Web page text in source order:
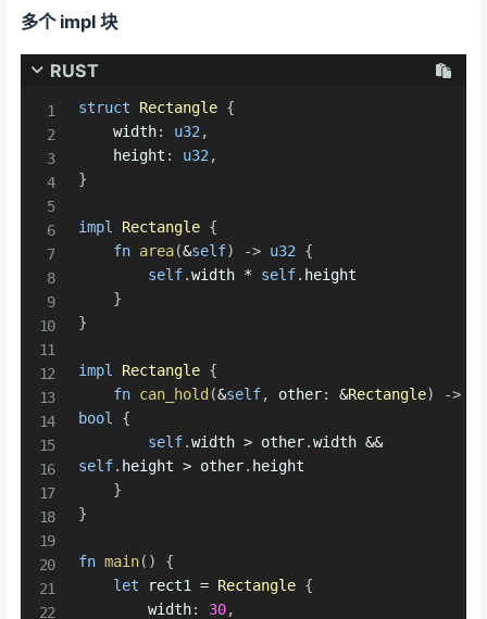
多个 impl 块
RUST
struct Rectangle {
    width
: u32 ,
    height
: u32 ,
}
impl Rectangle {
fn area(&self) -> u32
{
self.width * self. height
}
}
impl Rectangle {
fn can_hold (&self, other: &Rectangle)
->
bool
{
self.width > other.width &&
self. height > other. height
}
}
fn main( )
{
let rect1 = Rectangle {
        width
: 30,